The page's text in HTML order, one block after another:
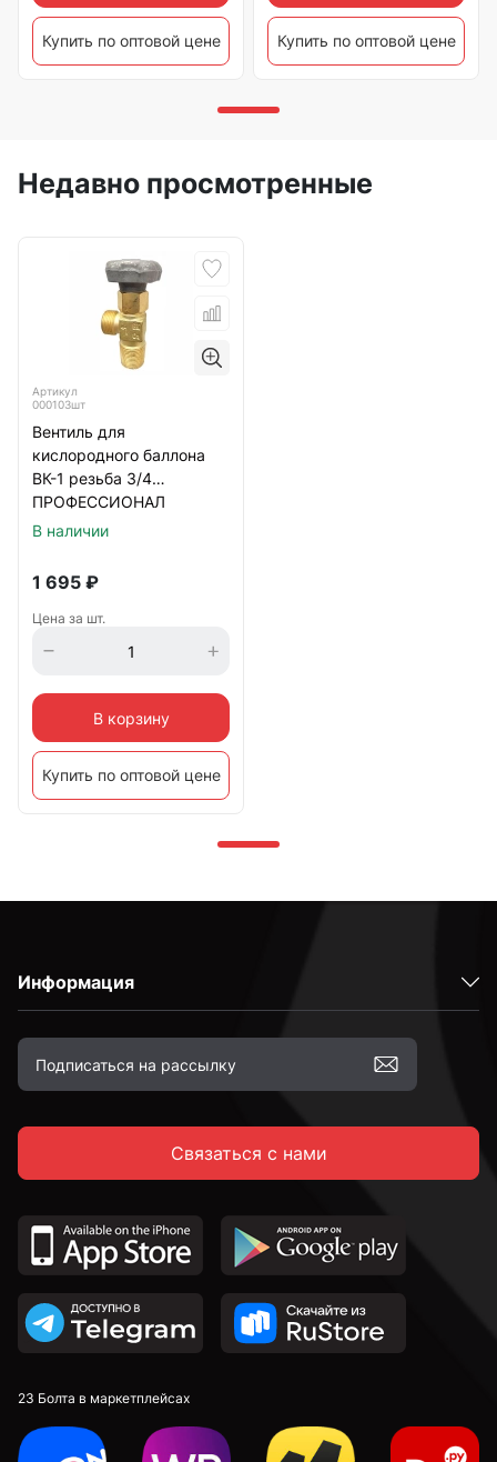
Купить по оптовой цене Купить по оптовой цене
Недавно просмотренные
Артикул
000103шт
Вентиль для
кислородного баллона
ВК-1 резьба 3/4
ПРОФЕССИОНАЛ
В наличии
1 695 ₽
Цена за шт.
В корзину
Купить по оптовой цене
Информация
Связаться с нами
23 Болта в маркетплейсах